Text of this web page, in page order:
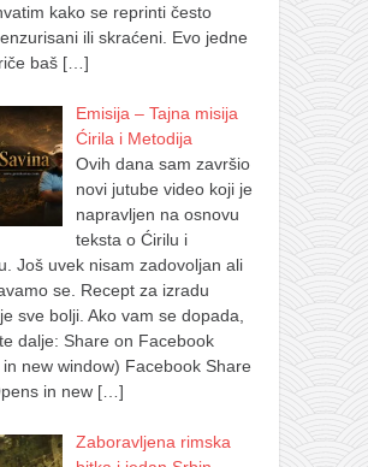
kako se reprinti često
ili skraćeni. Evo jedne
baš […]
Emisija – Tajna misija
Ćirila i Metodija
Ovih dana sam završio
novi jutube video koji je
napravljen na osnovu
teksta o Ćirilu i
Još uvek nisam zadovoljan ali
se. Recept za izradu
sve bolji. Ako vam se dopada,
dalje: Share on Facebook
new window) Facebook Share
in new […]
Zaboravljena rimska